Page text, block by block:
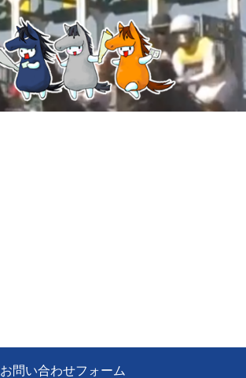
お問い合わせフォーム